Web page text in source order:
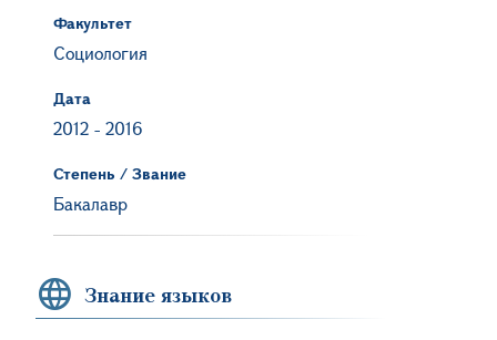
Факультет
Социология
Дата
2012 - 2016
Степень / Звание
Бакалавр
Знание языков